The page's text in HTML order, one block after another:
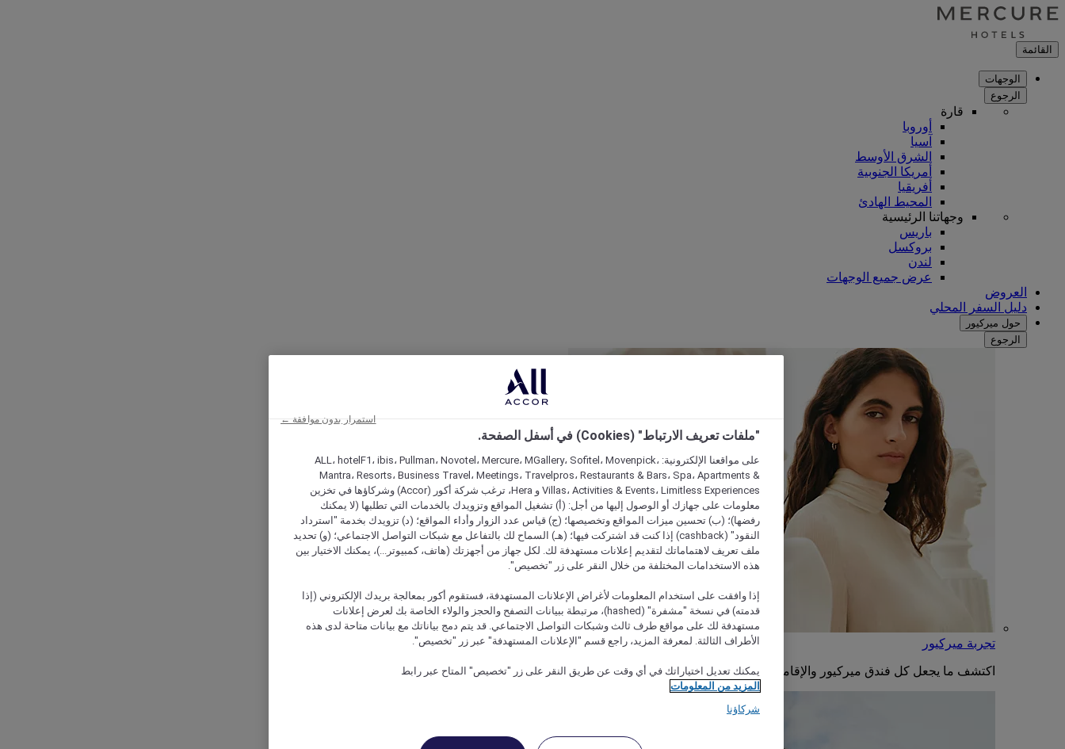
القائمة
الوجهات
الرجوع
قارة
أوروبا
آسيا
الشرق الأوسط
أمريكا الجنوبية
أفريقيا
المحيط الهادئ
وجهاتنا الرئيسية
باريس
بروكسل
لندن
عرض جميع الوجهات
العروض
دليل السفر المحلي
حول ميركيور
الرجوع
تجربة ميركيور
اكتشف ما يجعل كل فندق ميركيور والإقامة فيه فريدة من نوعها
"ملفات تعريف الارتباط" (Cookies) في أسفل الصفحة.
على مواقعنا الإلكترونية: ALL، hotelF1، ibis، Pullman، Novotel، Mercure، MGallery، Sofitel، Movenpick،
Mantra، Resorts، Business Travel، Meetings، Travelpros، Restaurants & Bars، Spa، Apartments &
Villas، Activities & Events، Limitless Experiences و Hera، ترغب شركة أكور (Accor) وشركاؤها في تخزين
معلومات على جهازك أو الوصول إليها من أجل: (أ) تشغيل المواقع وتزويدك بالخدمات التي تطلبها (لا يمكنك
رفضها)؛ (ب) تحسين ميزات المواقع وتخصيصها؛ (ج) قياس عدد الزوار وأداء المواقع؛ (د) تزويدك بخدمة "استرداد
النقود" (cashback) إذا كنت قد اشتركت فيها؛ (هـ) السماح لك بالتفاعل مع شبكات التواصل الاجتماعي؛ (و) تحديد
ملف تعريف لاهتماماتك لتقديم إعلانات مستهدفة لك. لكل جهاز من أجهزتك (هاتف، كمبيوتر...)، يمكنك الاختيار بين
هذه الاستخدامات المختلفة من خلال النقر على زر "تخصيص".
إذا وافقت على استخدام المعلومات لأغراض الإعلانات المستهدفة، فستقوم أكور بمعالجة بريدك الإلكتروني (إذا
قدمته) في نسخة "مشفرة" (hashed)، مرتبطة ببيانات التصفح والحجز والولاء الخاصة بك لعرض إعلانات
مستهدفة لك على مواقع طرف ثالث وشبكات التواصل الاجتماعي. قد يتم دمج بياناتك مع بيانات متاحة لدى هذه
الأطراف الثالثة. لمعرفة المزيد، راجع قسم "الإعلانات المستهدفة" عبر زر "تخصيص".
يمكنك تعديل اختياراتك في أي وقت عن طريق النقر على زر "تخصيص" المتاح عبر رابط
المزيد من المعلومات
شركاؤنا
استمرار بدون موافقة ←